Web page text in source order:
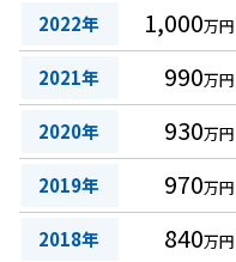
2022年 1,000万円
2021年 990万円
2020年 930万円
2019年 970万円
2018年 840万円